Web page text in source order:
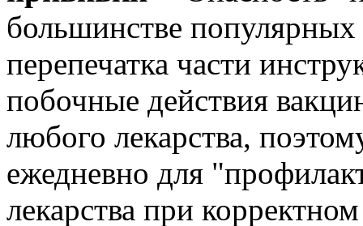
большинстве популярных
перепечатка части
побочные действия
любого лекарства,
ежедневно для
лекарства при